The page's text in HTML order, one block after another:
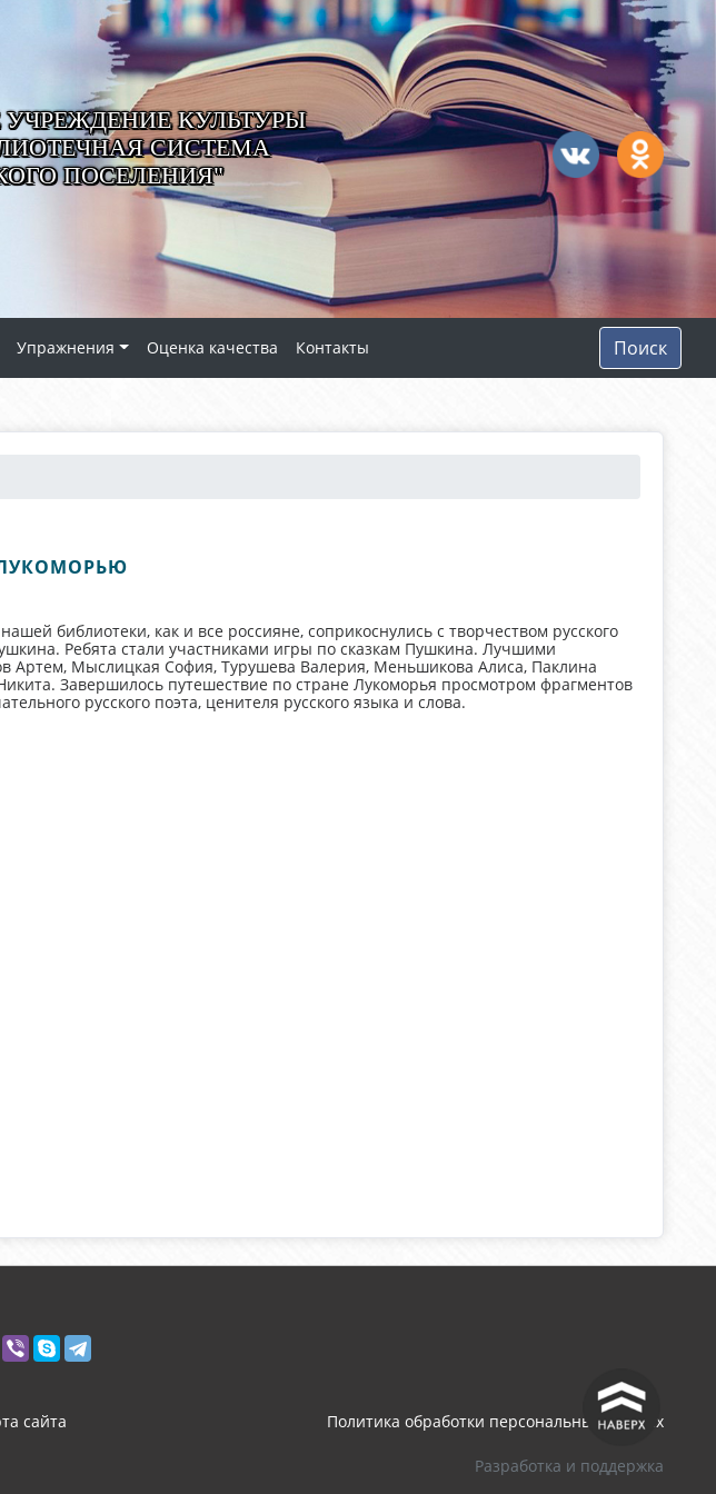
КУЛЬТУРЫ
СИСТЕМА
ПОСЕЛЕНИЯ"
Упражнения Оценка качества Контакты Поиск
библиотеки, как и все россияне, соприкоснулись с творчеством русского
Ребята стали участниками игры по сказкам Пушкина. Лучшими
Артем, Мыслицкая София, Турушева Валерия, Меньшикова Алиса, Паклина
Завершилось путешествие по стране Лукоморья просмотром фрагментов
русского поэта, ценителя русского языка и слова.
^
сайта Политика обработки персональных данных
Разработка и поддержка